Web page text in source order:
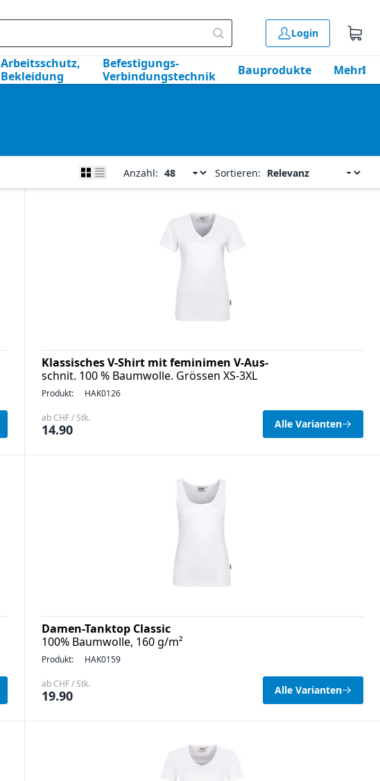
Login
Arbeitsschutz,
Bekleidung
Befestigungs-
Verbindungstechnik
Bauprodukte Mehr
Anzahl: Sortieren:
Klassisches V-Shirt mit feminimen V-Aus-
schnit. 100 % Baumwolle. Grössen XS-3XL
Produkt: HAK0126
ab CHF / Stk.
14.90 Alle Varianten
Damen-Tanktop Classic
100% Baumwolle, 160 g/m²
Produkt: HAK0159
ab CHF / Stk.
19.90 Alle Varianten